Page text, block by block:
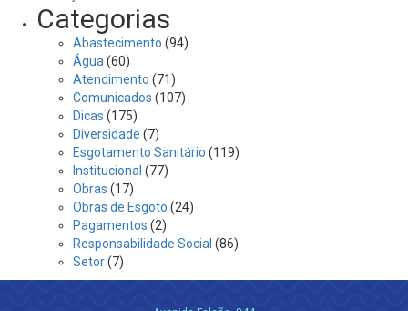
Categorias
Abastecimento (94)
Água (60)
Atendimento (71)
Comunicados (107)
Dicas (175)
Diversidade (7)
Esgotamento Sanitário (119)
Institucional (77)
Obras (17)
Obras de Esgoto (24)
Pagamentos (2)
Responsabilidade Social (86)
Setor(7)